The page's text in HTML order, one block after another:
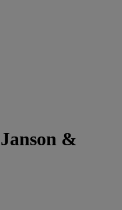
&